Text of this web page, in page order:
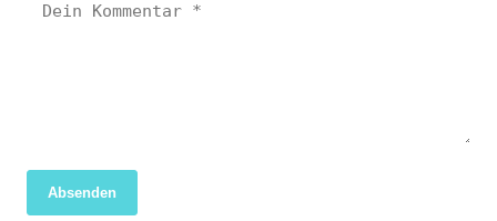
Absenden